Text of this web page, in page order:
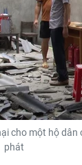
một hộ dân
phát